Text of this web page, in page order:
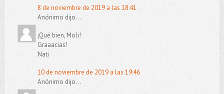
8 de noviembre de 2019 a las 18:41
Anónimo dijo...
¡Qué bien, Moli!
Graaacias!
Nati
10 de noviembre de 2019 a las 19:46
Anónimo dijo...